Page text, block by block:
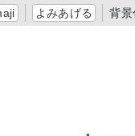
よみあげる 背景